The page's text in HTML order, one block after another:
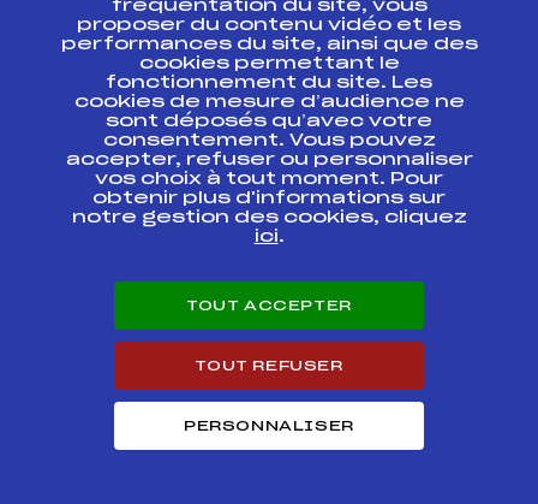
Codex Course Cat.
FNAM0353.FFS
SAMSE NATIONAL
TOUR FFS FINALE
INDIV
FFS
FAPM0162.FFS LA GIVREE
CHAMPIONNATS
DEPARTEMENTAUX
GRAND PRIX DU PAYS
fréquentation du site, vous
proposer du contenu vidéo et les
performances du site, ainsi que des
cookies permettant le
fonctionnement du site. Les
cookies de mesure d’audience ne
sont déposés qu’avec votre
consentement. Vous pouvez
accepter, refuser ou personnaliser
vos choix à tout moment. Pour
obtenir plus d'informations sur
notre gestion des cookies, cliquez
ici.
TOUT ACCEPTER
TOUT REFUSER
PERSONNALISER